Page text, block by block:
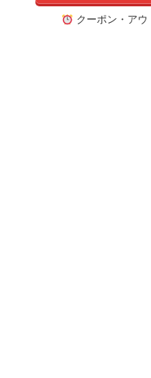
クーポン・ア